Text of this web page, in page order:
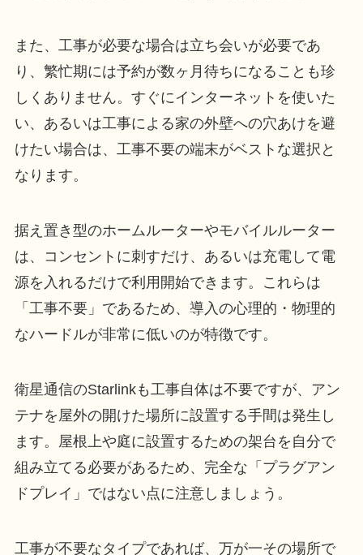
また、工事が必要な場合は立ち会いが必要であ
り、繁忙期には予約が数ヶ月待ちになることも珍
しくありません。すぐにインターネットを使いた
い、あるいは工事による家の外壁への穴あけを避
けたい場合は、工事不要の端末がベストな選択と
なります。
据え置き型のホームルーターやモバイルルーター
は、コンセントに刺すだけ、あるいは充電して電
源を入れるだけで利用開始できます。これらは
「工事不要」であるため、導入の心理的・物理的
なハードルが非常に低いのが特徴です。
衛星通信のStarlinkも工事自体は不要ですが、アン
テナを屋外の開けた場所に設置する手間は発生し
ます。屋根上や庭に設置するための架台を自分で
組み立てる必要があるため、完全な「プラグアン
ドプレイ」ではない点に注意しましょう。
工事が不要なタイプであれば、万が一その場所で